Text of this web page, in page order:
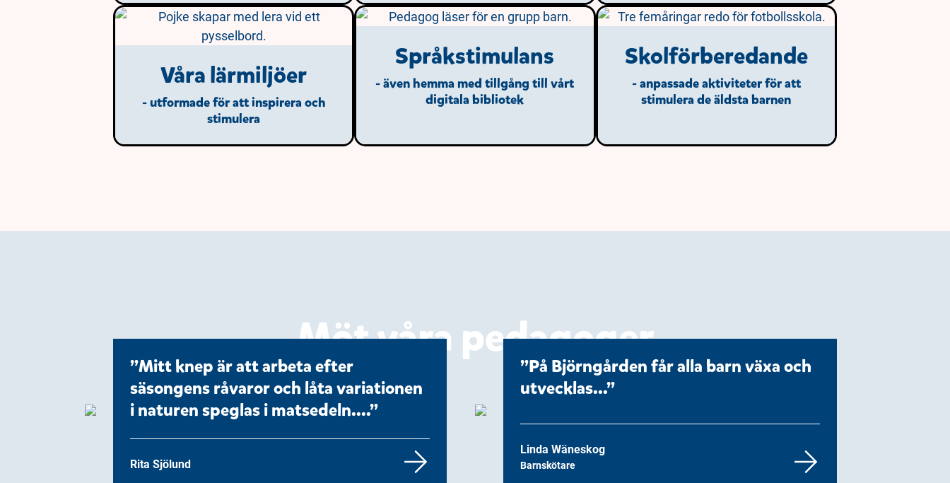
Våra lärmiljöer
- utformade för att inspirera och
stimulera
Språkstimulans
- även hemma med tillgång till vårt
digitala bibliotek
Skolförberedande
- anpassade aktiviteter för att
stimulera de äldsta barnen
Möt våra pedagoger
Mitt knep är att arbeta efter
säsongens råvaror och låta variationen
i naturen speglas i matsedeln....
Rita Sjölund
På Björngården får alla barn växa och
utvecklas...
Linda Wäneskog
Barnskötare